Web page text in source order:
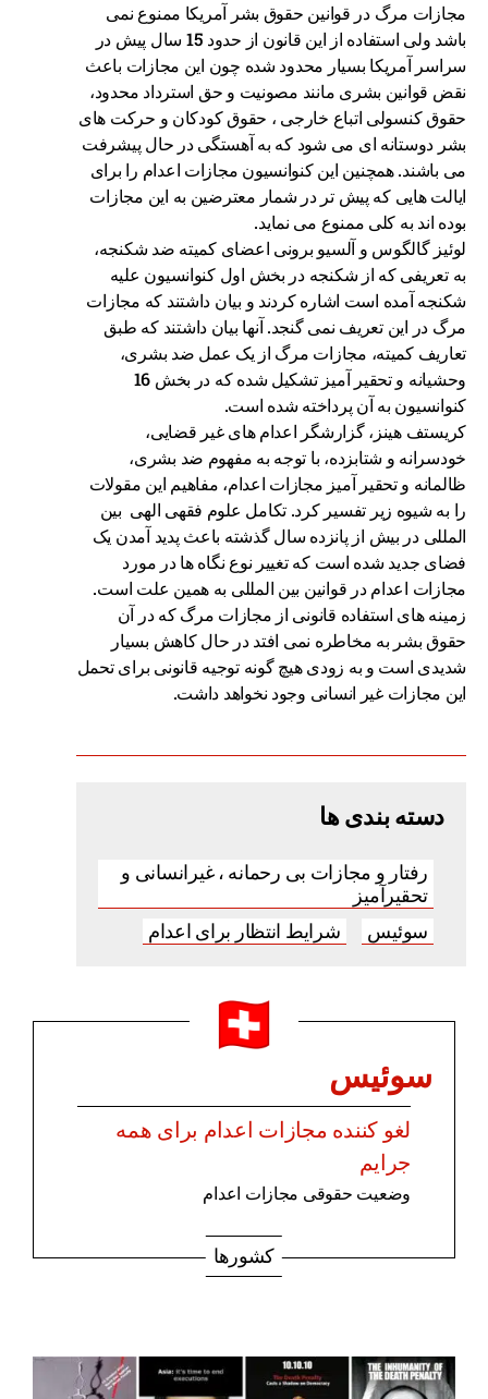
مجازات مرگ در قوانین حقوق بشر آمریکا ممنوع نمی
باشد ولی استفاده از این قانون از حدود 15 سال پیش در
سراسر آمریکا بسیار محدود شده چون این مجازات باعث
نقض قوانین بشری مانند مصونیت و حق استرداد محدود،
حقوق کنسولی اتباع خارجی ، حقوق کودکان و حرکت های
بشر دوستانه ای می شود که به آهستگی در حال پیشرفت
می باشند. همچنین این کنوانسیون مجازات اعدام را برای
ایالت هایی که پیش تر در شمار معترضین به این مجازات
بوده اند به کلی ممنوع می نماید.
لوئیز گالگوس و آلسیو برونی اعضای کمیته ضد شکنجه،
به تعریفی که از شکنجه در بخش اول کنوانسیون علیه
شکنجه آمده است اشاره کردند و بیان داشتند که مجازات
مرگ در این تعریف نمی گنجد. آنها بیان داشتند که طبق
تعاریف کمیته، مجازات مرگ از یک عمل ضد بشری،
وحشیانه و تحقیر آمیز تشکیل شده که در بخش 16
کنوانسیون به آن پرداخته شده است.
کریستف هینز، گزارشگر اعدام های غیر قضایی،
خودسرانه و شتابزده، با توجه به مفهوم ضد بشری،
ظالمانه و تحقیر آمیز مجازات اعدام، مفاهیم این مقولات
را به شیوه زیر تفسیر کرد. تکامل علوم فقهی الهی بین
المللی در بیش از پانزده سال گذشته باعث پدید آمدن یک
فضای جدید شده است که تغییر نوع نگاه ها در مورد
مجازات اعدام در قوانین بین المللی به همین علت است.
زمینه های استفاده قانونی از مجازات مرگ که در آن
حقوق بشر به مخاطره نمی افتد در حال کاهش بسیار
شدیدی است و به زودی هیچ گونه توجیه قانونی برای تحمل
این مجازات غیر انسانی وجود نخواهد داشت.
دسته بندی ها
رفتار و مجازات بی رحمانه ، غیرانسانی و
تحقیرآمیز
سوئیس
شرایط انتظار برای اعدام
سوئیس
لغو کننده مجازات اعدام برای همه
جرایم
وضعیت حقوقی مجازات اعدام
کشورها